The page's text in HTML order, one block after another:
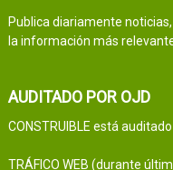
Publica diariamente
la información más
AUDITADO POR OJD
CONSTRUIBLE está
TRÁFICO WEB (durante